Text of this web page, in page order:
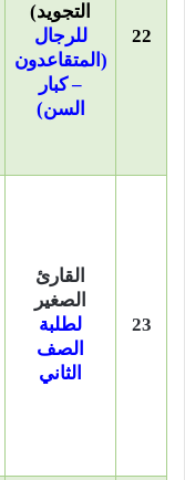
22
التجويد)
للرجال
(المتقاعدون
– كبار
السن)
23
القارئ
الصغير
لطلبة
الصف
الثاني